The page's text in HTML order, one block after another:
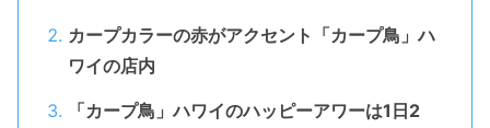
カープカラーの赤がアクセント「カープ鳥」ハ
ワイの店内
「カープ鳥」ハワイのハッピーアワーは1日2